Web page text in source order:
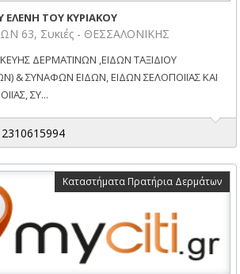
ΕΛΕΝΗ ΤΟΥ ΚΥΡΙΑΚΟΥ
63, Συκιές - ΘΕΣΣΑΛΟΝΙΚΗΣ
ΔΕΡΜΑΤΙΝΩΝ ,ΕΙΔΩΝ ΤΑΞΙΔΙΟΥ
& ΣΥΝΑΦΩΝ ΕΙΔΩΝ, ΕΙΔΩΝ ΣΕΛΟΠΟΙΪΑΣ ΚΑΙ
ΣΥ...
Καταστήματα Πρατήρια Δερμάτων